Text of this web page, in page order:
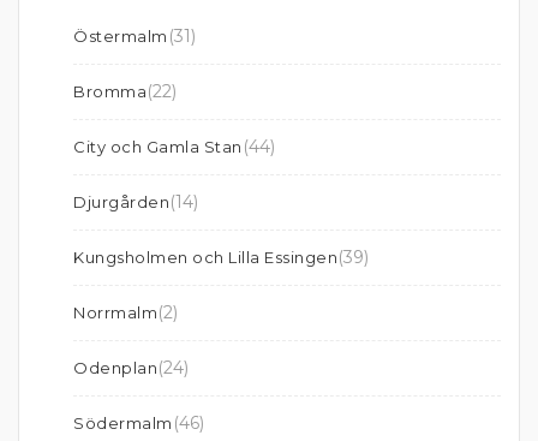
Östermalm (31)
Bromma(22)
City och Gamla Stan (44)
Djurgården(14)
Kungsholmen och Lilla Essingen(39)
Norrmalm(2)
Odenplan(24)
Södermalm (46)